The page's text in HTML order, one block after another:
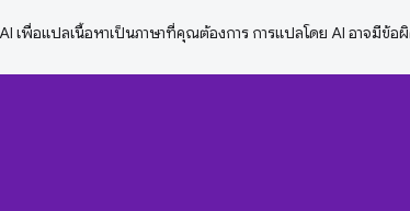
เพื่อแปลเนื้อหาเป็นภาษาที่คุณต้องการ การแปลโดย AI อาจมีข้อ